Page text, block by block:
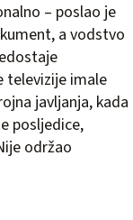
– poslao je
a vodstvo
televizije imale
javljanja, kada
posljedice,
održao